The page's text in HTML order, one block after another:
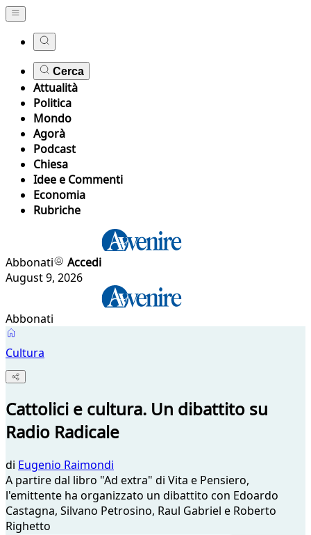
Cerca
Attualità
Politica
Mondo
Agorà
Podcast
Chiesa
Idee e Commenti
Economia
Rubriche
Abbonati
Accedi
August 9, 2026
Abbonati
Cultura
Cattolici e cultura. Un dibattito su
Radio Radicale
di Eugenio Raimondi
A partire dal libro "Ad extra" di Vita e Pensiero,
l'emittente ha organizzato un dibattito con Edoardo
Castagna, Silvano Petrosino, Raul Gabriel e Roberto
Righetto